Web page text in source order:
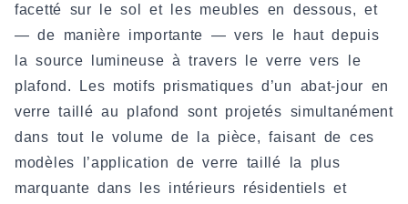
facetté sur le sol et les meubles en dessous, et
— de manière importante — vers le haut depuis
la source lumineuse à travers le verre vers le
plafond. Les motifs prismatiques d’un abat-jour en
verre taillé au plafond sont projetés simultanément
dans tout le volume de la pièce, faisant de ces
modèles l’application de verre taillé la plus
marquante dans les intérieurs résidentiels et